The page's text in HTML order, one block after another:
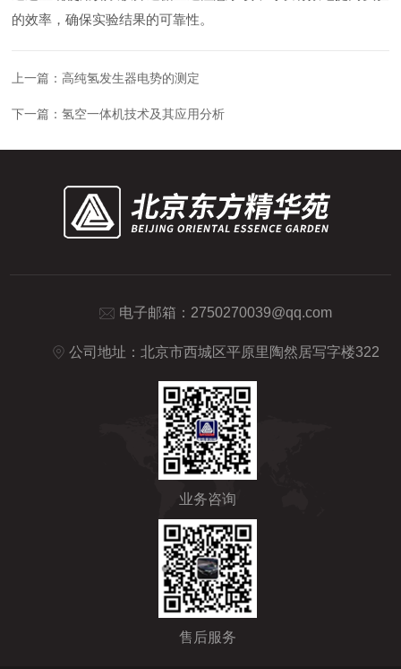
的效率，确保实验结果的可靠性。
上一篇：高纯氢发生器电势的测定
下一篇：氢空一体机技术及其应用分析
电子邮箱： 2750270039@qq.com
公司地址：北京市西城区平原里陶然居写字楼322
业务咨询
售后服务